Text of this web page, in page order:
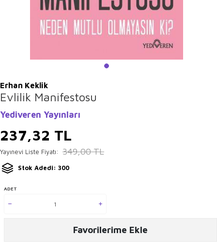
Erhan Keklik
Evlilik Manifestosu
Yediveren Yayınları
237,32 TL
Yayınevi Liste Fiyatı: 349,00TL
Stok Adedi: 300
ADET
Favorilerime Ekle